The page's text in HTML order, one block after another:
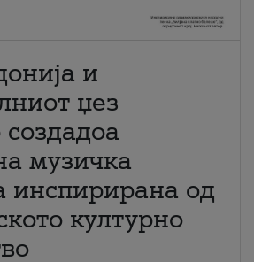
и
џез
музичка
инспирирана од
културно